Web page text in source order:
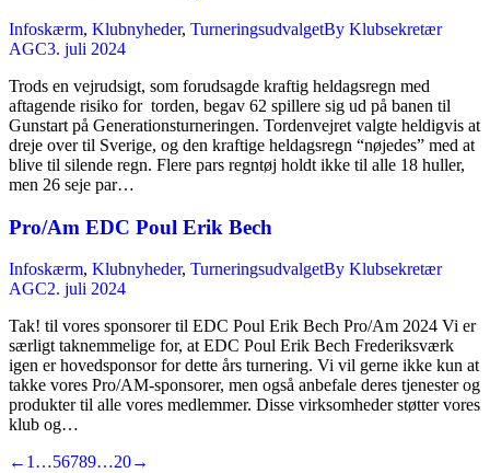
Infoskærm, Klubnyheder, TurneringsudvalgetBy Klubsekretær
AGC3. juli 2024
Trods en vejrudsigt, som forudsagde kraftig heldagsregn med
aftagende risiko for torden, begav 62 spillere sig ud på banen til
Gunstart på Generationsturneringen. Tordenvejret valgte heldigvis at
dreje over til Sverige, og den kraftige heldagsregn “nøjedes” med at
blive til silende regn. Flere pars regntøj holdt ikke til alle 18 huller,
men 26 seje par…
Pro/Am EDC Poul Erik Bech
Infoskærm, Klubnyheder, TurneringsudvalgetBy Klubsekretær
AGC2. juli 2024
Tak! til vores sponsorer til EDC Poul Erik Bech Pro/Am 2024 Vi er
særligt taknemmelige for, at EDC Poul Erik Bech Frederiksværk
igen er hovedsponsor for dette års turnering. Vi vil gerne ikke kun at
takke vores Pro/AM-sponsorer, men også anbefale deres tjenester og
produkter til alle vores medlemmer. Disse virksomheder støtter vores
klub og…
← 1 …56789…20→